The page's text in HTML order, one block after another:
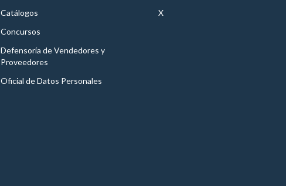
Catálogos
Concursos
Defensoría de Vendedores y
Proveedores
Oficial de Datos Personales
X